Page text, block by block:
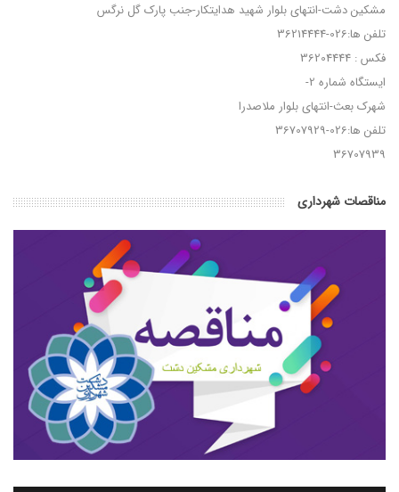
مشکین دشت-انتهای بلوار شهید هدایتکار-جنب پارک گل نرگس
تلفن ها:026-36214444
فکس : 36204444
ایستگاه شماره 2-
شهرک بعث-انتهای بلوار ملاصدرا
تلفن ها:026-36707929
36707939
مناقصات شهرداری